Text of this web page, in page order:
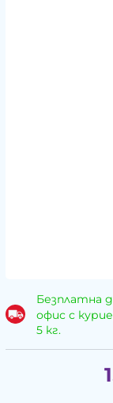
Безплатна
офис с
5 кг.